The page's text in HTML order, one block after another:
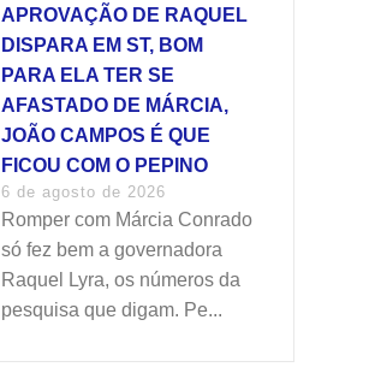
APROVAÇÃO DE RAQUEL
DISPARA EM ST, BOM
PARA ELA TER SE
AFASTADO DE MÁRCIA,
JOÃO CAMPOS É QUE
FICOU COM O PEPINO
6 de agosto de 2026
Romper com Márcia Conrado
só fez bem a governadora
Raquel Lyra, os números da
pesquisa que digam. Pe...